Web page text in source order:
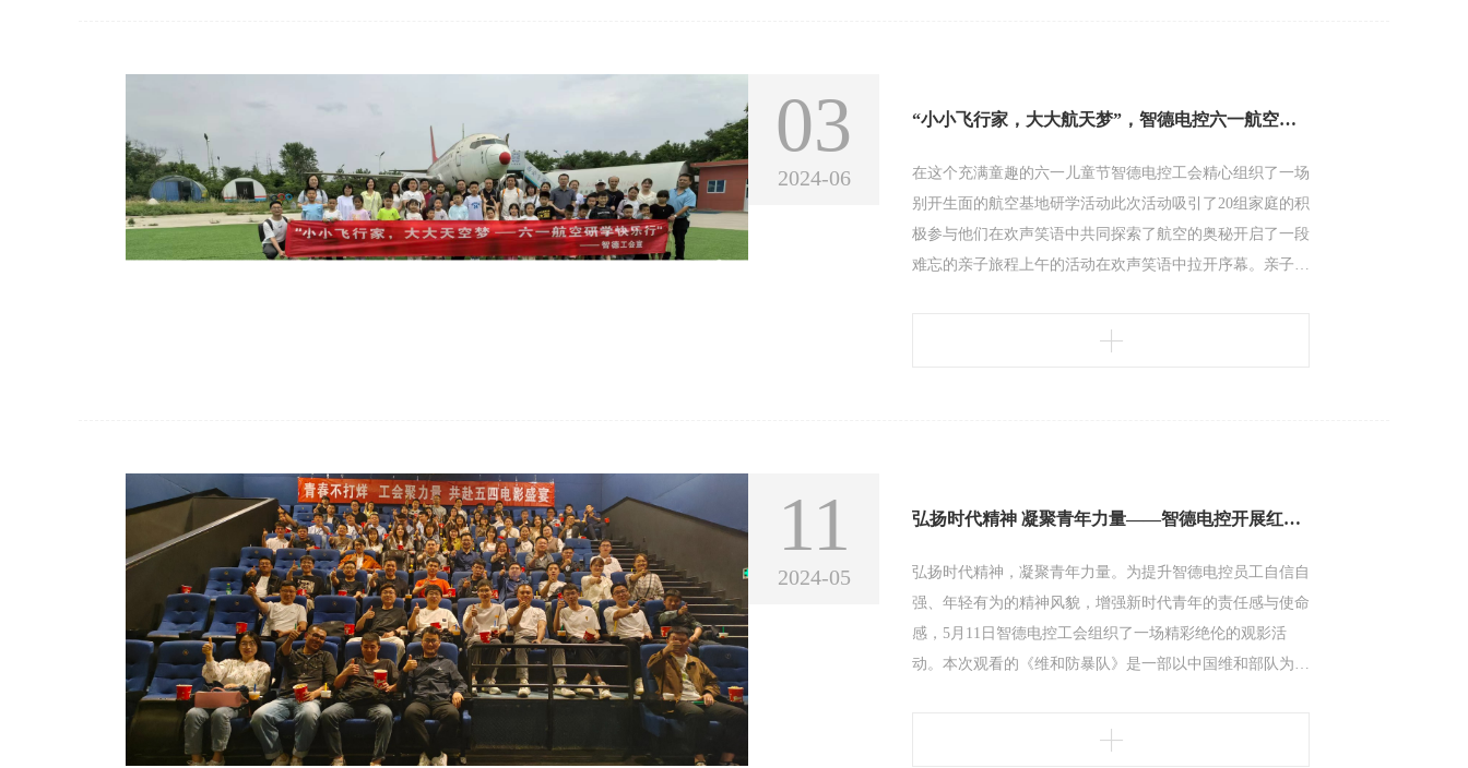
03
2024-06
“小小飞行家，大大航天梦”，智德电控六一航空基地研学活动圆满落幕
在这个充满童趣的六一儿童节智德电控工会精心组织了一场
别开生面的航空基地研学活动此次活动吸引了20组家庭的积
极参与他们在欢声笑语中共同探索了航空的奥秘开启了一段
难忘的亲子旅程上午的活动在欢声笑语中拉开序幕。亲子游
活动，让大朋友们重拾童心，同时也锻炼了孩子们的勇敢和
11
2024-05
弘扬时代精神 凝聚青年力量——智德电控开展红色观影活动
弘扬时代精神，凝聚青年力量。为提升智德电控员工自信自
强、年轻有为的精神风貌，增强新时代青年的责任感与使命
感，5月11日智德电控工会组织了一场精彩绝伦的观影活
动。本次观看的《维和防暴队》是一部以中国维和部队为题
每一个维和警察的光明、正义与果敢都如同一盏盏明灯，指